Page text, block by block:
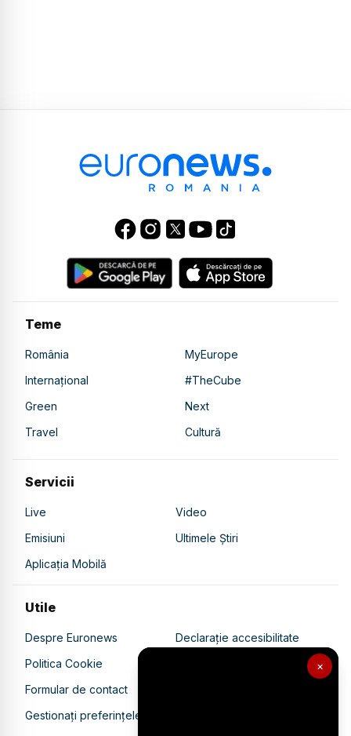
×
Teme
România
MyEurope
Internațional
#TheCube
Green
Next
Travel
Cultură
Servicii
Live
Video
Emisiuni
Ultimele Știri
Aplicația Mobilă
Utile
Despre Euronews
Declarație accesibilitate
Politica Cookie
Politica de confidențialitate
Formular de contact
Gestionați preferințele